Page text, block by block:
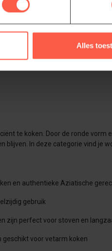
Alles
te koken. Door de ronde vorm
In deze categorie vind je
en authentieke Aziatische
gebruik
zijn perfect voor stoven en
geschikt voor vetarm koken